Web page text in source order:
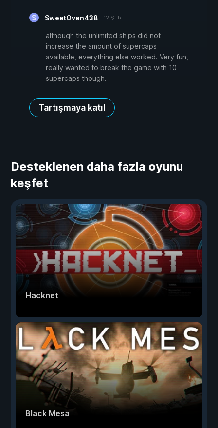
SweetOven438 12 Şub
although the unlimited ships did not
increase the amount of supercaps
available, everything else worked. Very fun,
really wanted to break the game with 10
supercaps though.
Tartışmaya katıl
Desteklenen daha fazla oyunu
keşfet
Hacknet
Black Mesa